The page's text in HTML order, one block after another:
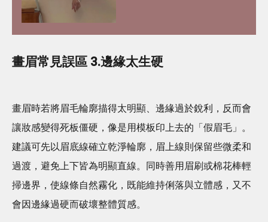
畫眉常見誤區 3.邊緣太生硬
畫眉時若將眉毛輪廓描得太明顯、邊緣過於銳利，反而會
讓妝感變得死板僵硬，像是用模板印上去的「假眉毛」。
建議可先以眉底線確立乾淨輪廓，眉上線則保留些微柔和
過渡，避免上下皆為明顯直線。同時善用眉刷或棉花棒輕
掃邊界，使線條自然霧化，既能維持俐落與立體感，又不
會因邊緣過硬而破壞整體質感。